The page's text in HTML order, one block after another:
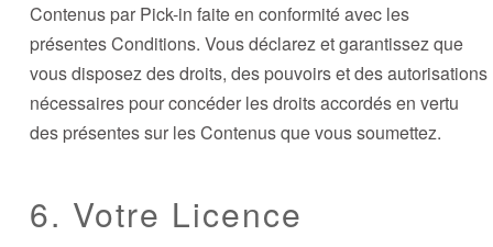
Contenus par Pick-in faite en conformité avec les
présentes Conditions. Vous déclarez et garantissez que
vous disposez des droits, des pouvoirs et des autorisations
nécessaires pour concéder les droits accordés en vertu
des présentes sur les Contenus que vous soumettez.
6. Votre Licence